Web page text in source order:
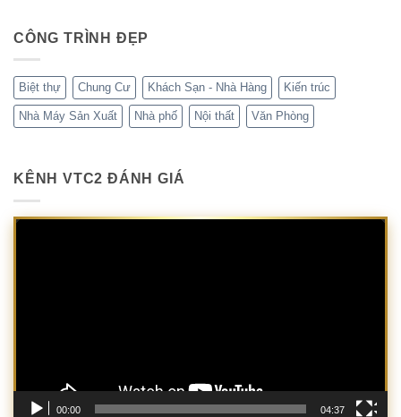
CÔNG TRÌNH ĐẸP
Biệt thự Chung Cư Khách Sạn - Nhà Hàng Kiến trúc
Nhà Máy Sản Xuất Nhà phố Nội thất Văn Phòng
KÊNH VTC2 ĐÁNH GIÁ
Trình
00:00 04:37